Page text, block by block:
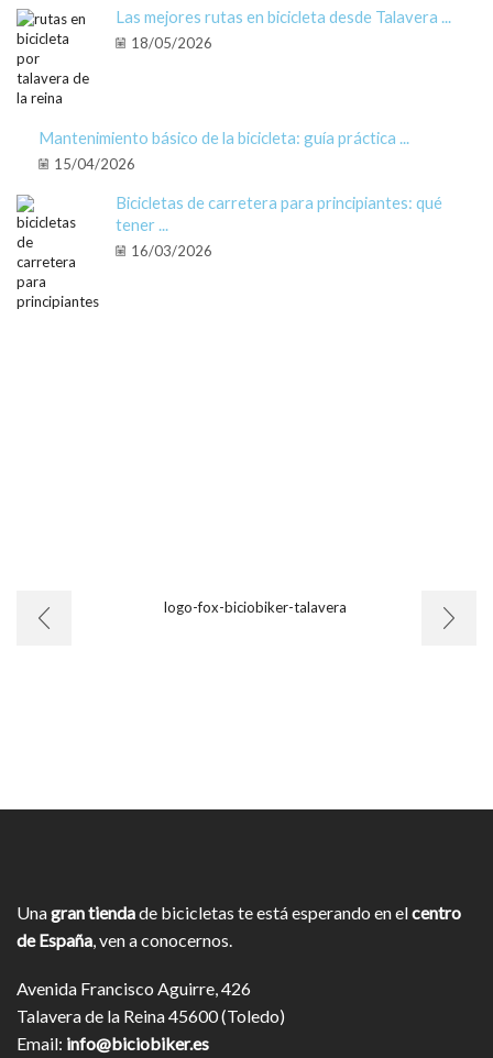
Las mejores rutas en bicicleta desde Talavera ...
18/05/2026
Mantenimiento básico de la bicicleta: guía práctica ...
15/04/2026
Bicicletas de carretera para principiantes: qué
tener ...
16/03/2026
Unagran tiendade bicicletas te está esperando en elcentro
de España, ven a conocernos.
Avenida Francisco Aguirre, 426
Talavera de la Reina 45600 (Toledo)
Email: info@biciobiker.es